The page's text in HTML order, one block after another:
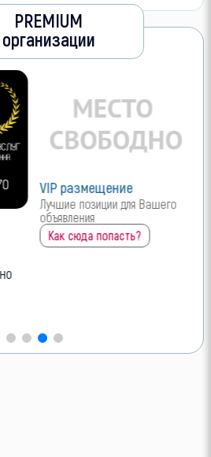
PREMIUM
организации
VIP размещение
Лучшие позиции для Вашего
объявления
Как сюда попасть?